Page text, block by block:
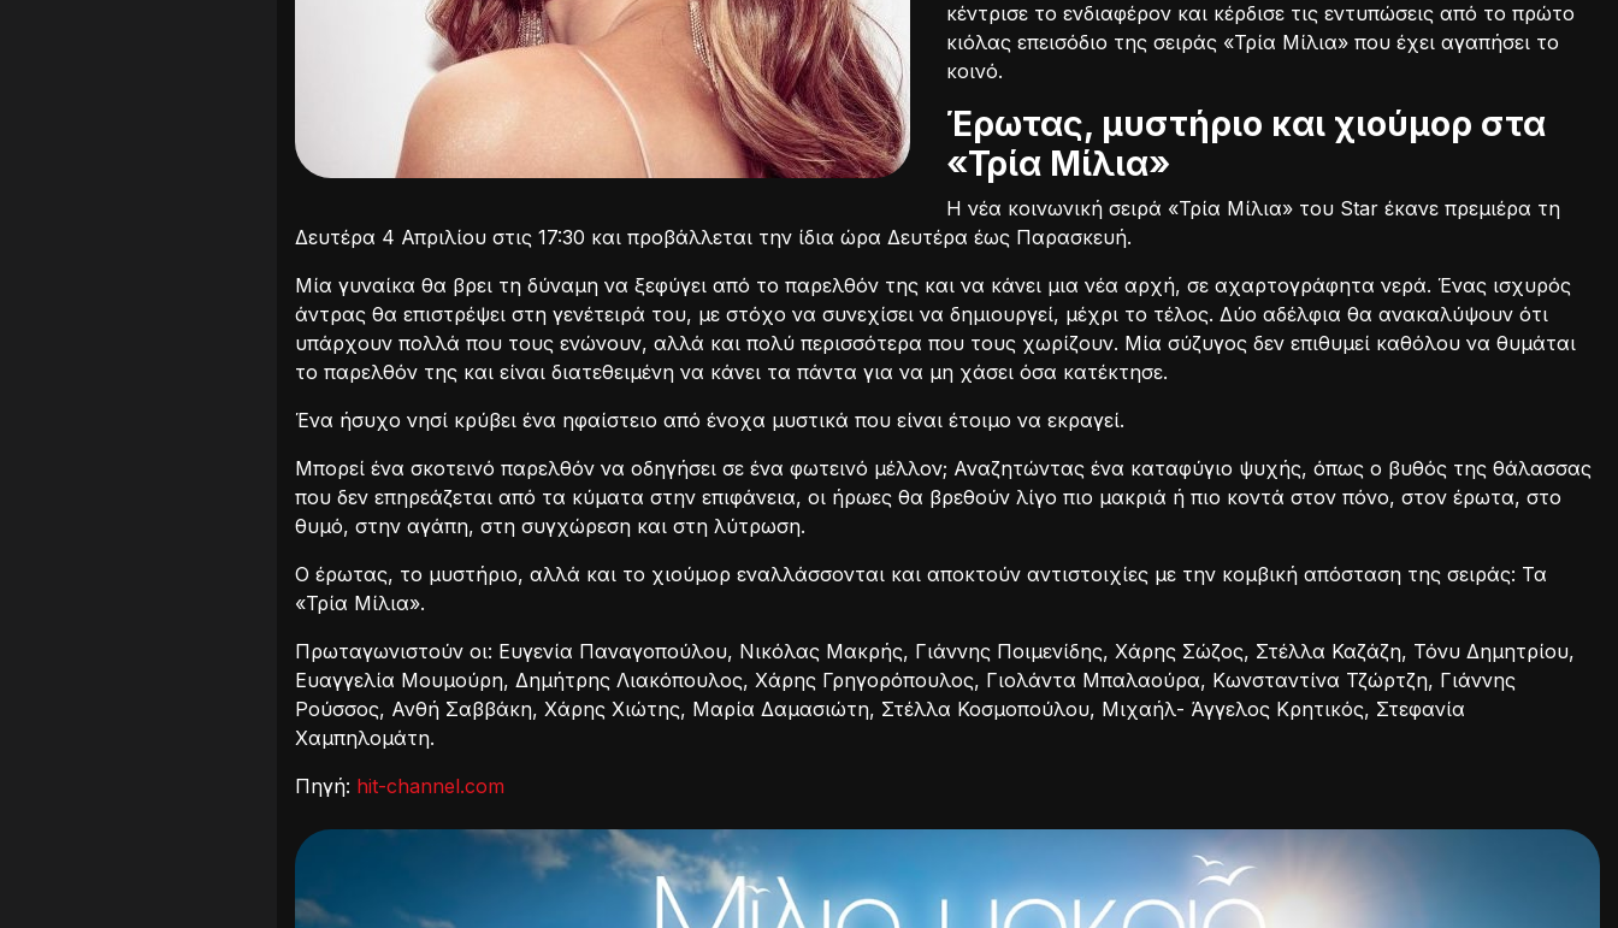
κέντρισε το ενδιαφέρον και κέρδισε τις εντυπώσεις από το πρώτο
κιόλας επεισόδιο της σειράς «Τρία Μίλια» που έχει αγαπήσει το
κοινό.
Έρωτας, μυστήριο και χιούμορ στα
«Τρία Μίλια»
Η νέα κοινωνική σειρά «Τρία Μίλια» του Star έκανε πρεμιέρα τη
Δευτέρα 4 Απριλίου στις 17:30 και προβάλλεται την ίδια ώρα Δευτέρα έως Παρασκευή.
Μία γυναίκα θα βρει τη δύναμη να ξεφύγει από το παρελθόν της και να κάνει μια νέα αρχή, σε αχαρτογράφητα νερά. Ένας ισχυρός
άντρας θα επιστρέψει στη γενέτειρά του, με στόχο να συνεχίσει να δημιουργεί, μέχρι το τέλος. Δύο αδέλφια θα ανακαλύψουν ότι
υπάρχουν πολλά που τους ενώνουν, αλλά και πολύ περισσότερα που τους χωρίζουν. Μία σύζυγος δεν επιθυμεί καθόλου να θυμάται
το παρελθόν της και είναι διατεθειμένη να κάνει τα πάντα για να μη χάσει όσα κατέκτησε.
Ένα ήσυχο νησί κρύβει ένα ηφαίστειο από ένοχα μυστικά που είναι έτοιμο να εκραγεί.
Μπορεί ένα σκοτεινό παρελθόν να οδηγήσει σε ένα φωτεινό μέλλον; Αναζητώντας ένα καταφύγιο ψυχής, όπως ο βυθός της θάλασσας
που δεν επηρεάζεται από τα κύματα στην επιφάνεια, οι ήρωες θα βρεθούν λίγο πιο μακριά ή πιο κοντά στον πόνο, στον έρωτα, στο
θυμό, στην αγάπη, στη συγχώρεση και στη λύτρωση.
Ο έρωτας, το μυστήριο, αλλά και το χιούμορ εναλλάσσονται και αποκτούν αντιστοιχίες με την κομβική απόσταση της σειράς: Τα
«Τρία Μίλια».
Πρωταγωνιστούν οι: Ευγενία Παναγοπούλου, Νικόλας Μακρής, Γιάννης Ποιμενίδης, Χάρης Σώζος, Στέλλα Καζάζη, Τόνυ Δημητρίου,
Ευαγγελία Μουμούρη, Δημήτρης Λιακόπουλος, Χάρης Γρηγορόπουλος, Γιολάντα Μπαλαούρα, Κωνσταντίνα Τζώρτζη, Γιάννης
Ρούσσος, Ανθή Σαββάκη, Χάρης Χιώτης, Μαρία Δαμασιώτη, Στέλλα Κοσμοπούλου, Μιχαήλ- Άγγελος Κρητικός, Στεφανία
Χαμπηλομάτη.
Πηγή: hit-channel.com